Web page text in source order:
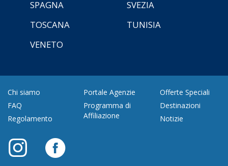
SPAGNA
SVEZIA
TOSCANA
TUNISIA
VENETO
Chi siamo
FAQ
Regolamento
Portale Agenzie
Programma di
Affiliazione
Offerte Speciali
Destinazioni
Notizie